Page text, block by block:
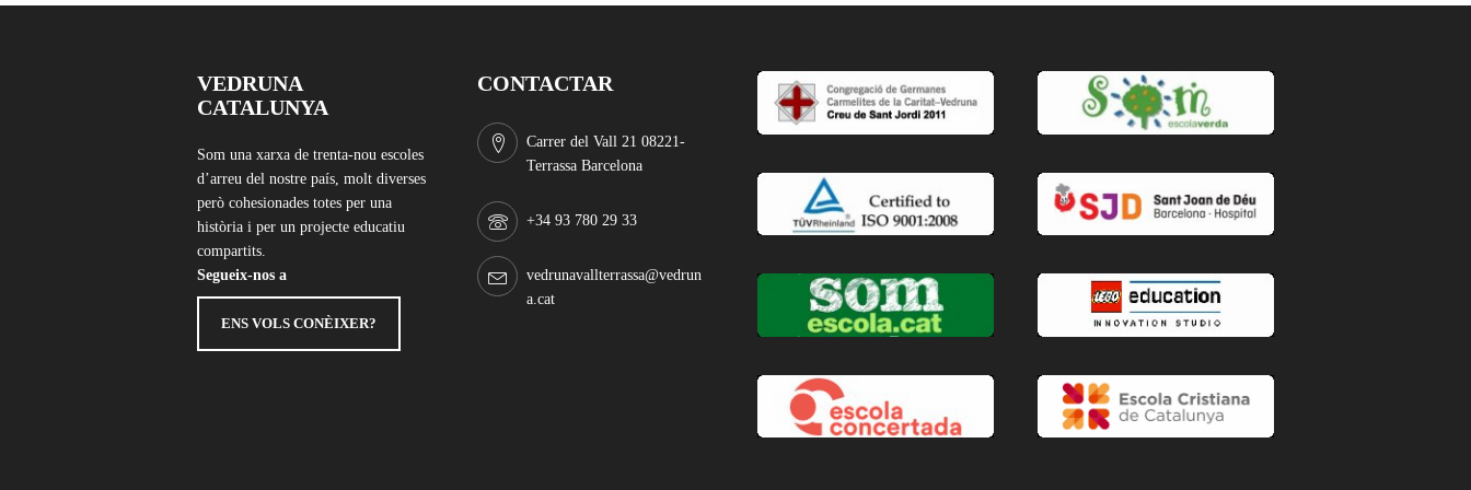
VEDRUNA
CATALUNYA
Som una xarxa de trenta-nou escoles
d’arreu del nostre país, molt diverses
però cohesionades totes per una
història i per un projecte educatiu
compartits.
Segueix-nos a
ENS VOLS CONÈIXER?
CONTACTAR
Carrer del Vall 21 08221-
Terrassa Barcelona
+34 93 780 29 33
vedrunavallterrassa@vedrun
a.cat